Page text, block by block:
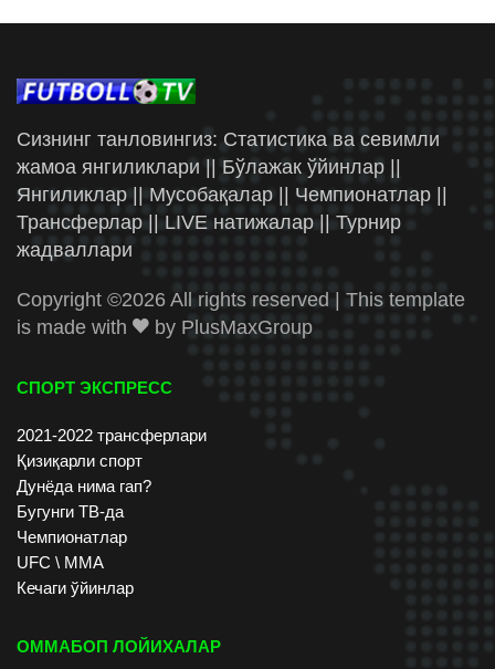
Сизнинг танловингиз: Статистика ва севимли
жамоа янгиликлари || Бўлажак ўйинлар ||
Янгиликлар || Мусобақалар || Чемпионатлар ||
Трансферлар || LIVE натижалар || Турнир
жадваллари
Copyright ©2026 All rights reserved | This template
is made with
by PlusMaxGroup
СПОРТ ЭКСПРЕСС
2021-2022 трансферлари
Қизиқарли спорт
Дунёда нима гап?
Бугунги ТВ-да
Чемпионатлар
UFC \ ММА
Кечаги ўйинлар
ОММАБОП ЛОЙИХАЛАР